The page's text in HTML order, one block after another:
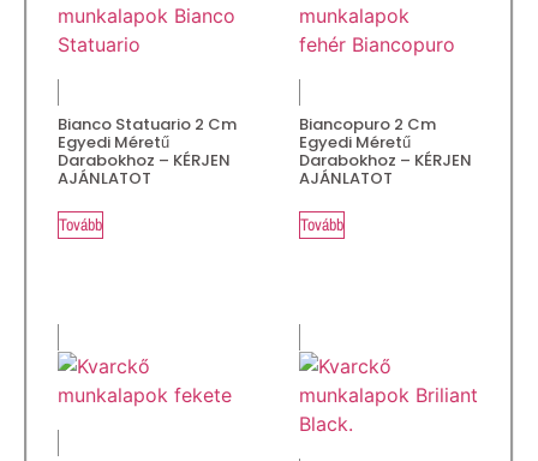
Bianco Statuario 2 Cm
Egyedi Méretű
Darabokhoz – KÉRJEN
AJÁNLATOT
Tovább
Biancopuro 2 Cm
Egyedi Méretű
Darabokhoz – KÉRJEN
AJÁNLATOT
Tovább